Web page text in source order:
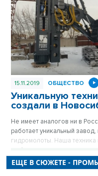
15.11.2019 ОБЩЕСТВО
Уникальную
создали в
Не имеет аналогов ни в
работает уникальный
гидромолоты. Наша техника
любых климатических
западной.
ЕЩЕ В СЮЖЕТЕ -